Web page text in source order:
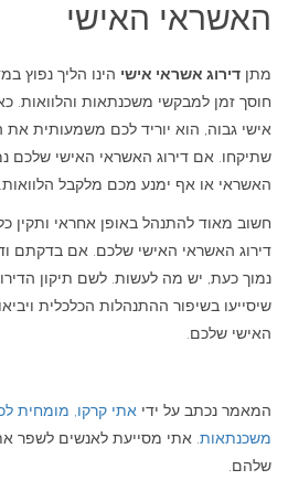
האשראי האישי
מתן דירוג אשראי אישי הינו הליך נפוץ
חוסך זמן למבקשי משכנתאות והלוואות.
אישי גבוה, הוא יוריד לכם משמעותית
שתיקחו. אם דירוג האשראי האישי שלכם
האשראי או אף ימנע מכם מלקבל הלוואות.
חשוב מאוד להתנהל באופן אחראי ותקין
דירוג האשראי האישי שלכם. אם בדקתם
נמוך כעת, יש מה לעשות. לשם תיקון
שיסייעו בשיפור ההתנהלות הכלכלית
האישי שלכם.
המאמר נכתב על ידי אתי קרקו, מומחית
משכנתאות . אתי מסייעת לאנשים לשפר
שלהם.